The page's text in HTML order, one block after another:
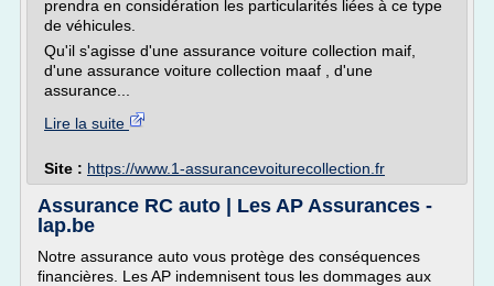
prendra en considération les particularités liées à ce type
de véhicules.
Qu'il s'agisse d'une assurance voiture collection maif,
d'une assurance voiture collection maaf , d'une
assurance...
Lire la suite
Site : https://www.1-assurancevoiturecollection.fr
Assurance RC auto | Les AP Assurances -
lap.be
Notre assurance auto vous protège des conséquences
financières. Les AP indemnisent tous les dommages aux